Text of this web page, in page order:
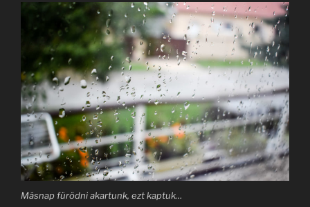
Másnap fürödni akartunk, ezt kaptuk…